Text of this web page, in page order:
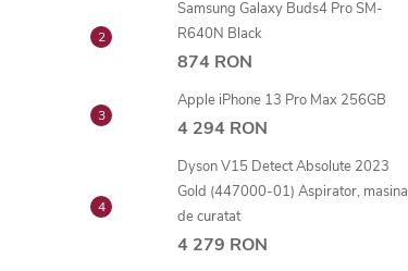
Samsung Galaxy Buds4 Pro SM-
R640N Black
874 RON
Apple iPhone 13 Pro Max 256GB
4 294 RON
Dyson V15 Detect Absolute 2023
Gold (447000-01) Aspirator, masina
de curatat
4 279 RON